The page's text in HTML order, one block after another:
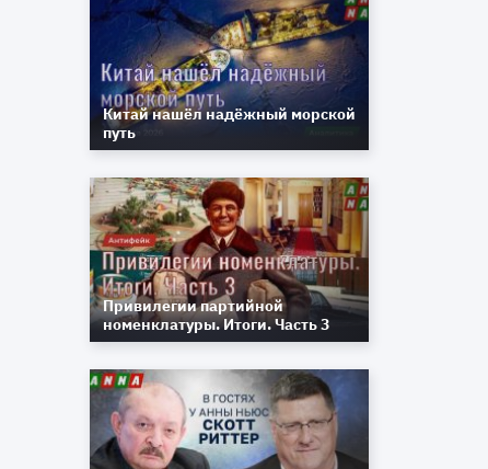
Китай нашёл надёжный морской
путь
Привилегии партийной
номенклатуры. Итоги. Часть 3